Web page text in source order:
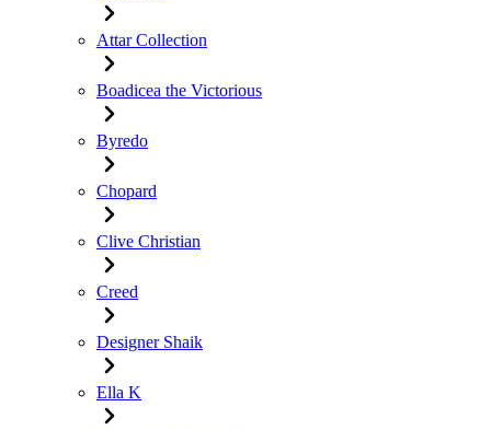
Attar Collection
Boadicea the Victorious
Byredo
Chopard
Clive Christian
Creed
Designer Shaik
Ella K